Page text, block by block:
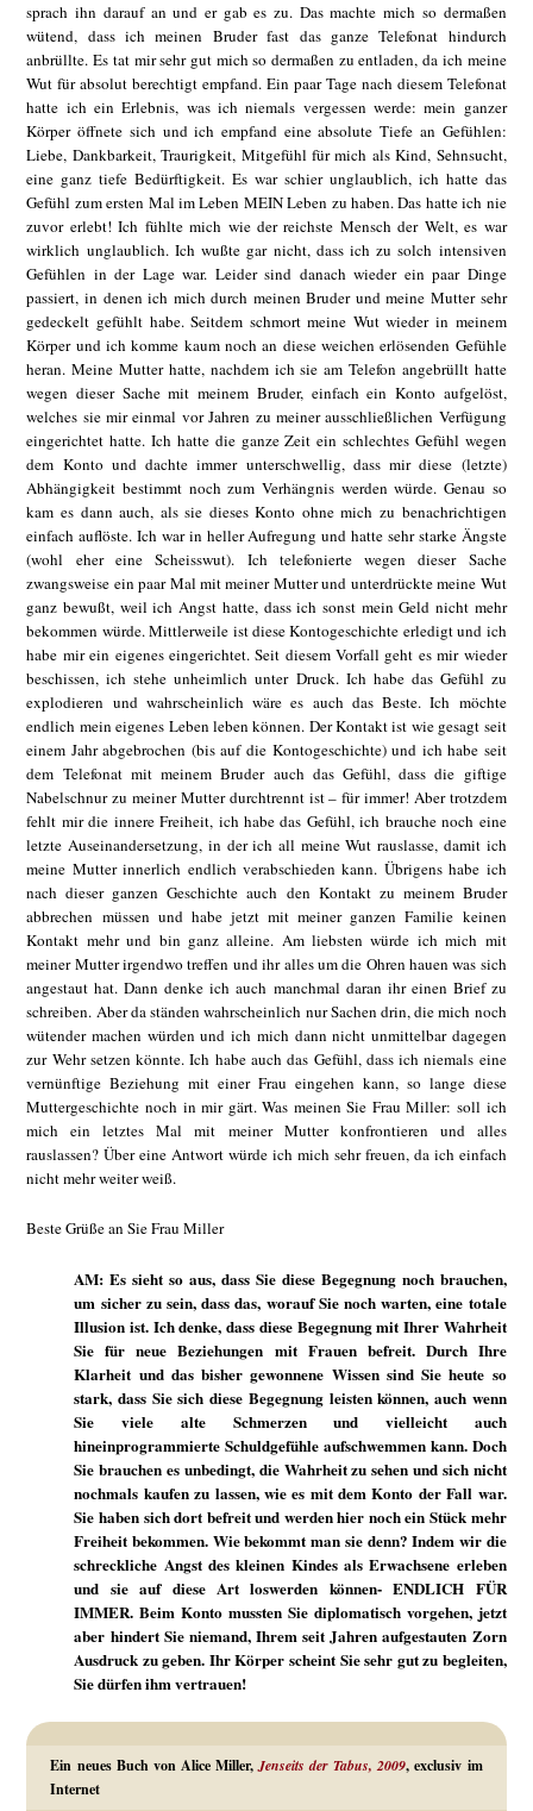
sprach ihn darauf an und er gab es zu. Das machte mich so dermaßen
wütend, dass ich meinen Bruder fast das ganze Telefonat hindurch
anbrüllte. Es tat mir sehr gut mich so dermaßen zu entladen, da ich meine
Wut für absolut berechtigt empfand. Ein paar Tage nach diesem Telefonat
hatte ich ein Erlebnis, was ich niemals vergessen werde: mein ganzer
Körper öffnete sich und ich empfand eine absolute Tiefe an Gefühlen:
Liebe, Dankbarkeit, Traurigkeit, Mitgefühl für mich als Kind, Sehnsucht,
eine ganz tiefe Bedürftigkeit. Es war schier unglaublich, ich hatte das
Gefühl zum ersten Mal im Leben MEIN Leben zu haben. Das hatte ich nie
zuvor erlebt! Ich fühlte mich wie der reichste Mensch der Welt, es war
wirklich unglaublich. Ich wußte gar nicht, dass ich zu solch intensiven
Gefühlen in der Lage war. Leider sind danach wieder ein paar Dinge
passiert, in denen ich mich durch meinen Bruder und meine Mutter sehr
gedeckelt gefühlt habe. Seitdem schmort meine Wut wieder in meinem
Körper und ich komme kaum noch an diese weichen erlösenden Gefühle
heran. Meine Mutter hatte, nachdem ich sie am Telefon angebrüllt hatte
wegen dieser Sache mit meinem Bruder, einfach ein Konto aufgelöst,
welches sie mir einmal vor Jahren zu meiner ausschließlichen Verfügung
eingerichtet hatte. Ich hatte die ganze Zeit ein schlechtes Gefühl wegen
dem Konto und dachte immer unterschwellig, dass mir diese (letzte)
Abhängigkeit bestimmt noch zum Verhängnis werden würde. Genau so
kam es dann auch, als sie dieses Konto ohne mich zu benachrichtigen
einfach auflöste. Ich war in heller Aufregung und hatte sehr starke Ängste
(wohl eher eine Scheisswut). Ich telefonierte wegen dieser Sache
zwangsweise ein paar Mal mit meiner Mutter und unterdrückte meine Wut
ganz bewußt, weil ich Angst hatte, dass ich sonst mein Geld nicht mehr
bekommen würde. Mittlerweile ist diese Kontogeschichte erledigt und ich
habe mir ein eigenes eingerichtet. Seit diesem Vorfall geht es mir wieder
beschissen, ich stehe unheimlich unter Druck. Ich habe das Gefühl zu
explodieren und wahrscheinlich wäre es auch das Beste. Ich möchte
endlich mein eigenes Leben leben können. Der Kontakt ist wie gesagt seit
einem Jahr abgebrochen (bis auf die Kontogeschichte) und ich habe seit
dem Telefonat mit meinem Bruder auch das Gefühl, dass die giftige
Nabelschnur zu meiner Mutter durchtrennt ist – für immer! Aber trotzdem
fehlt mir die innere Freiheit, ich habe das Gefühl, ich brauche noch eine
letzte Auseinandersetzung, in der ich all meine Wut rauslasse, damit ich
meine Mutter innerlich endlich verabschieden kann. Übrigens habe ich
nach dieser ganzen Geschichte auch den Kontakt zu meinem Bruder
abbrechen müssen und habe jetzt mit meiner ganzen Familie keinen
Kontakt mehr und bin ganz alleine. Am liebsten würde ich mich mit
meiner Mutter irgendwo treffen und ihr alles um die Ohren hauen was sich
angestaut hat. Dann denke ich auch manchmal daran ihr einen Brief zu
schreiben. Aber da ständen wahrscheinlich nur Sachen drin, die mich noch
wütender machen würden und ich mich dann nicht unmittelbar dagegen
zur Wehr setzen könnte. Ich habe auch das Gefühl, dass ich niemals eine
vernünftige Beziehung mit einer Frau eingehen kann, so lange diese
Muttergeschichte noch in mir gärt. Was meinen Sie Frau Miller: soll ich
mich ein letztes Mal mit meiner Mutter konfrontieren und alles
rauslassen? Über eine Antwort würde ich mich sehr freuen, da ich einfach
nicht mehr weiter weiß.
Beste Grüße an Sie Frau Miller
AM: Es sieht so aus, dass Sie diese Begegnung noch brauchen,
um sicher zu sein, dass das, worauf Sie noch warten, eine totale
Illusion ist. Ich denke, dass diese Begegnung mit Ihrer Wahrheit
Sie für neue Beziehungen mit Frauen befreit. Durch Ihre
Klarheit und das bisher gewonnene Wissen sind Sie heute so
stark, dass Sie sich diese Begegnung leisten können, auch wenn
Sie viele alte Schmerzen und vielleicht auch
hineinprogrammierte Schuldgefühle aufschwemmen kann. Doch
Sie brauchen es unbedingt, die Wahrheit zu sehen und sich nicht
nochmals kaufen zu lassen, wie es mit dem Konto der Fall war.
Sie haben sich dort befreit und werden hier noch ein Stück mehr
Freiheit bekommen. Wie bekommt man sie denn? Indem wir die
schreckliche Angst des kleinen Kindes als Erwachsene erleben
und sie auf diese Art loswerden können- ENDLICH FÜR
IMMER. Beim Konto mussten Sie diplomatisch vorgehen, jetzt
aber hindert Sie niemand, Ihrem seit Jahren aufgestauten Zorn
Ausdruck zu geben. Ihr Körper scheint Sie sehr gut zu begleiten,
Sie dürfen ihm vertrauen!
Ein neues Buch von Alice Miller,Jenseits der Tabus, 2009, exclusiv im
Internet